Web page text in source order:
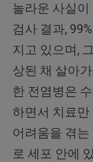
놀라운 사실
검사 결과,
지고 있으며,
상된 채 살아
한 전염병은
하면서 치료
어려움을 겪
로 세포 안에